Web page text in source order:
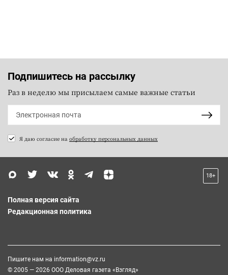
Подпишитесь на рассылку
Раз в неделю мы присылаем самые важные статьи
Я даю согласие на обработку персональных данных
18+
Полная версия сайта
Редакционная политика
Пишите нам на information@vz.ru
© 2005 — 2026 ООО Деловая газета «Взгляд»